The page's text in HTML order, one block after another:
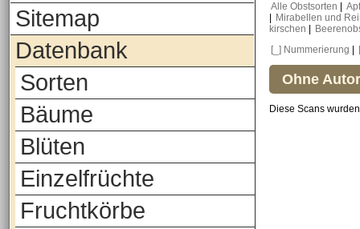
Sitemap
Datenbank
Sorten
Bäume
Blüten
Einzelfrüchte
Fruchtkörbe
Alle Obstsorten
Mirabellen und
kirschen
[_] Nummerierung
Ohne
Diese Scans